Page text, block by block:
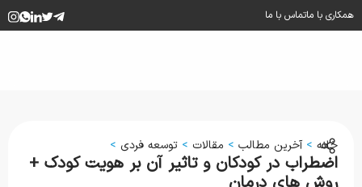
همکاری با ماتماس با ما
خانه > آخرین مطالب > مقالات > توسعه فردی >
اضطراب در کودکان و تاثیر آن بر هویت کودک +